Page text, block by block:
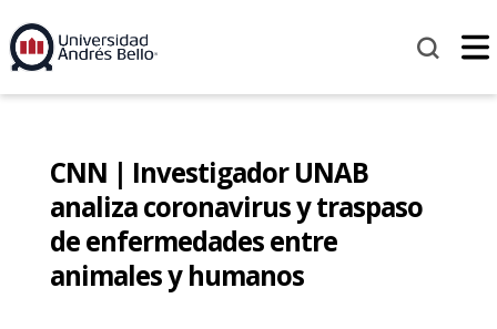
CNN | Investigador UNAB
analiza coronavirus y traspaso
de enfermedades entre
animales y humanos